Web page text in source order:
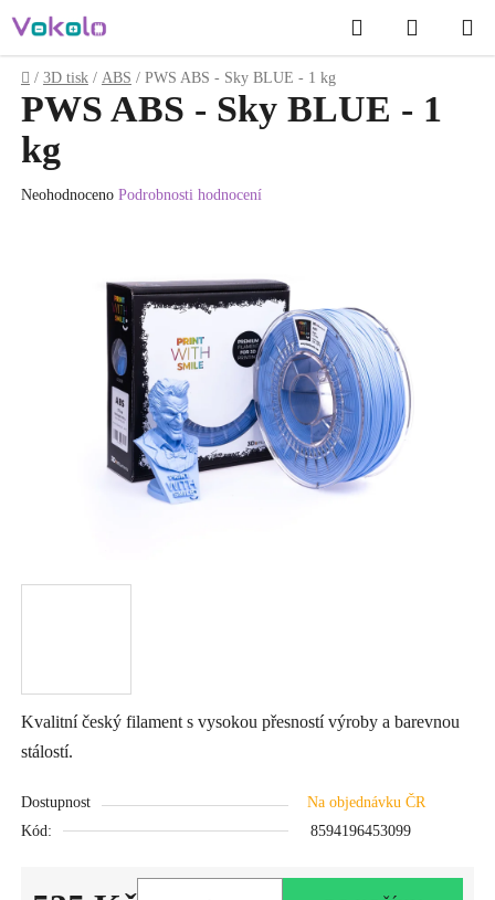
na
obsah
Hledat
KOŠÍK
Domů
/ 3D tisk / ABS / PWS ABS - Sky BLUE - 1 kg
Kvalitní český filament s vysokou přesností výroby a barevnou
stálostí.
Dostupnost
Na objednávku ČR
Kód:
8594196453099
PWS ABS - Sky BLUE - 1
kg
Průměrné
Neohodnoceno Podrobnosti hodnocení